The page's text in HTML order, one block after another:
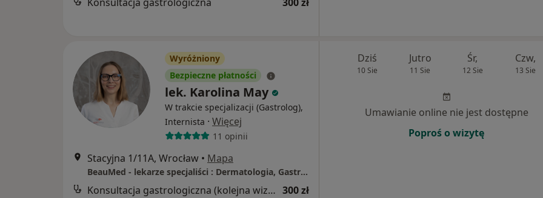
Wyróżniony
Bezpieczne płatności
lek. Karolina May
W trakcie specjalizacji (Gastrolog),
Internista · Więcej
11 opinii
Stacyjna 1/11A, Wrocław • Mapa
BeauMed - lekarze specjaliści : Dermatologia, Gastroenterologia, Diagnostyka USG, Medycyna Estetyczna / Centrum Terapii Trądziku / Centrum Leczenia Nadpotliwości
Konsultacja gastrologiczna (kolejna wizyta) 300 zł
Dziś
10 Sie
Jutro
11 Sie
Śr,
12 Sie
Czw,
13 Sie
Umawianie online nie jest dostępne
Poproś o wizytę